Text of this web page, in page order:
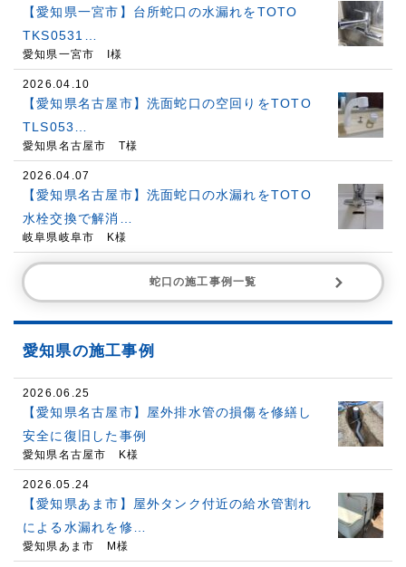
【愛知県一宮市】台所蛇口の水漏れをTOTO
TKS0531…
愛知県一宮市 I様
2026.04.10
【愛知県名古屋市】洗面蛇口の空回りをTOTO
TLS053…
愛知県名古屋市 T様
2026.04.07
【愛知県名古屋市】洗面蛇口の水漏れをTOTO
水栓交換で解消…
岐阜県岐阜市 K様
蛇口の施工事例一覧
愛知県の施工事例
2026.06.25
【愛知県名古屋市】屋外排水管の損傷を修繕し
安全に復旧した事例
愛知県名古屋市 K様
2026.05.24
【愛知県あま市】屋外タンク付近の給水管割れ
による水漏れを修…
愛知県あま市 M様